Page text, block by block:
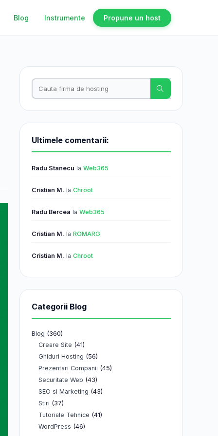
Blog Instrumente Propune un host
Ultimele comentarii:
Radu Stanecu la Web365
Cristian M. la Chroot
Radu Bercea la Web365
Cristian M. la ROMARG
Cristian M. la Chroot
Categorii Blog
Blog (360)
Creare Site (41)
Ghiduri Hosting (56)
Prezentari Companii (45)
Securitate Web (43)
SEO si Marketing (43)
Stiri (37)
Tutoriale Tehnice (41)
WordPress (46)